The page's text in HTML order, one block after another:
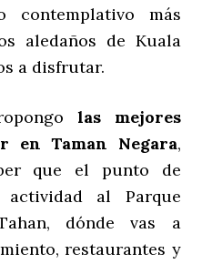
contemplativo más
aledaños de Kuala
a disfrutar.
las mejores
en Taman Negara,
que el punto de
al Parque
dónde vas a
restaurantes y